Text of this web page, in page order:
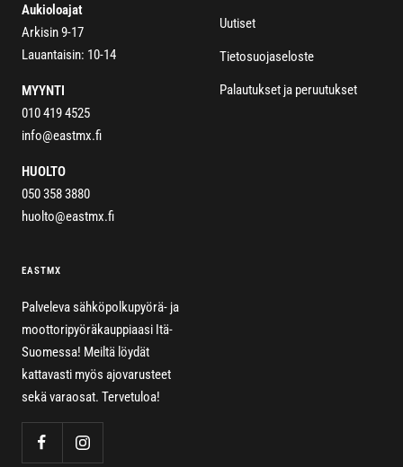
Aukioloajat
Arkisin 9-17
Lauantaisin: 10-14
MYYNTI
010 419 4525
info@eastmx.fi
HUOLTO
050 358 3880
huolto@eastmx.fi
Uutiset
Tietosuojaseloste
Palautukset ja peruutukset
EASTMX
Palveleva sähköpolkupyörä- ja
moottoripyöräkauppiaasi Itä-
Suomessa! Meiltä löydät
kattavasti myös ajovarusteet
sekä varaosat. Tervetuloa!